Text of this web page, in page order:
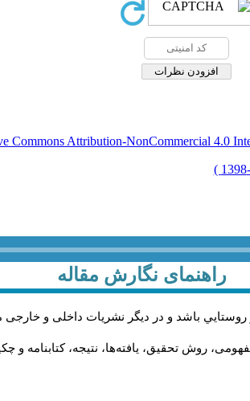
Commons Attribution-NonCommercial 4.0
راهنمای نگارش مقاله
باشد و در دیگر نشریات داخلی و خارجی
روش تحقیق، یافته‌ها، نتیجه، کتابنامه و